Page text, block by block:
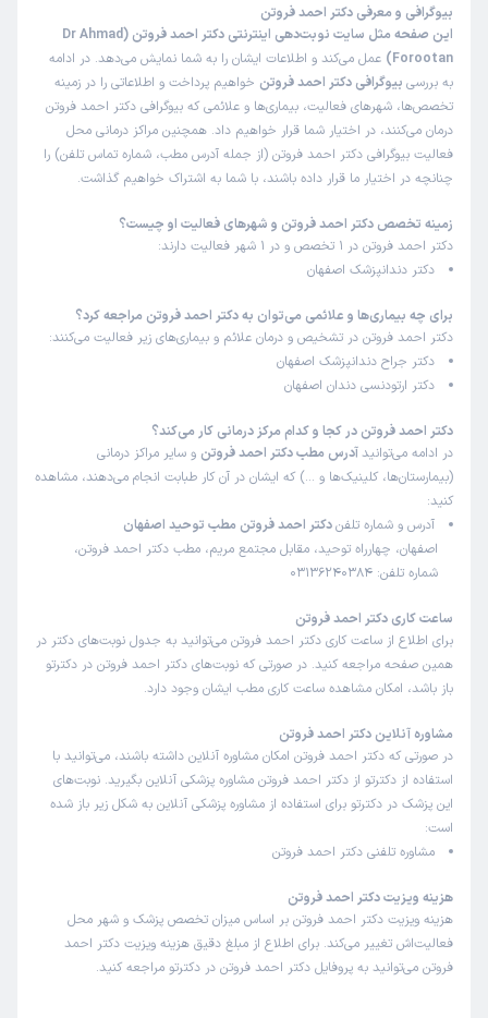
بیوگرافی و معرفی دکتر احمد فروتن
این صفحه مثل سایت نوبت‌دهی اینترنتی دکتر احمد فروتن (Dr Ahmad
Forootan)
عمل می‌کند و اطلاعات ایشان را به شما نمایش می‌دهد. در ادامه
به بررسی بیوگرافی دکتر احمد فروتن خواهیم پرداخت و اطلاعاتی را در زمینه
تخصص‌ها، شهرهای فعالیت، بیماری‌ها و علائمی که بیوگرافی دکتر احمد فروتن
درمان می‌کنند، در اختیار شما قرار خواهیم داد. همچنین مراکز درمانی محل
فعالیت بیوگرافی دکتر احمد فروتن (از جمله آدرس مطب، شماره تماس تلفن) را
چنانچه در اختیار ما قرار داده باشند، با شما به اشتراک خواهیم گذاشت.
زمینه تخصص دکتر احمد فروتن و شهرهای فعالیت او چیست؟
دکتر احمد فروتن در 1 تخصص و در 1 شهر فعالیت دارند:
دکتر دندانپزشک اصفهان
برای چه بیماری‌ها و علائمی می‌توان به دکتر احمد فروتن مراجعه کرد؟
دکتر احمد فروتن در تشخیص و درمان علائم و بیماری‌های زیر فعالیت می‌کنند:
دکتر جراح دندانپزشک اصفهان
دکتر ارتودنسی دندان اصفهان
دکتر احمد فروتن در کجا و کدام مرکز درمانی کار می‌کند؟
در ادامه می‌توانید آدرس مطب دکتر احمد فروتن و سایر مراکز درمانی
(بیمارستان‌ها، کلینیک‌ها و …) که ایشان در آن کار طبابت انجام می‌دهند، مشاهده
کنید:
آدرس و شماره تلفندکتر احمد فروتن مطب توحید اصفهان
اصفهان، چهارراه توحید، مقابل مجتمع مریم، مطب دکتر احمد فروتن،
شماره تلفن: 03136240384
ساعت کاری دکتر احمد فروتن
برای اطلاع از ساعت کاری دکتر احمد فروتن می‌توانید به جدول نوبت‌های دکتر در
همین صفحه مراجعه کنید. در صورتی که نوبت‌های دکتر احمد فروتن در دکترتو
باز باشد، امکان مشاهده ساعت کاری مطب ایشان وجود دارد.
مشاوره آنلاین دکتر احمد فروتن
در صورتی که دکتر احمد فروتن امکان مشاوره آنلاین داشته باشند، می‌توانید با
استفاده از دکترتو از دکتر احمد فروتن مشاوره پزشکی آنلاین بگیرید. نوبت‌های
این پزشک در دکترتو برای استفاده از مشاوره پزشکی آنلاین به شکل زیر باز شده
است:
مشاوره تلفنی دکتر احمد فروتن
هزینه ویزیت دکتر احمد فروتن
هزینه ویزیت دکتر احمد فروتن بر اساس میزان تخصص پزشک و شهر محل
فعالیت‌اش تغییر می‌کند. برای اطلاع از مبلغ دقیق هزینه ویزیت دکتر احمد
فروتن می‌توانید به پروفایل دکتر احمد فروتن در دکترتو مراجعه کنید.